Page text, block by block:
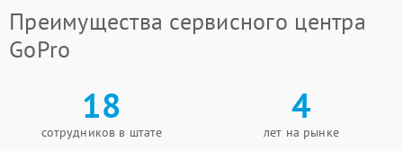
Преимущества сервисного центра
GoPro
18
сотрудников в штате
4
лет на рынке